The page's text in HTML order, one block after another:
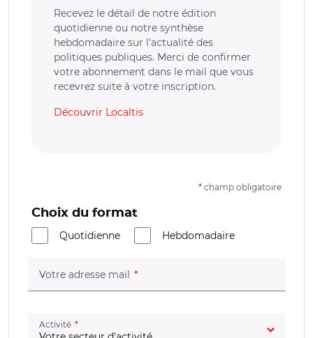
Recevez le détail de notre édition
quotidienne ou notre synthèse
hebdomadaire sur l’actualité des
politiques publiques. Merci de confirmer
votre abonnement dans le mail que vous
recevrez suite à votre inscription.
Découvrir Localtis
* champ obligatoire
Choix du format
Quotidienne
Hebdomadaire
Votre adresse mail (champ obligatoire)
Activité (champ obligatoire)